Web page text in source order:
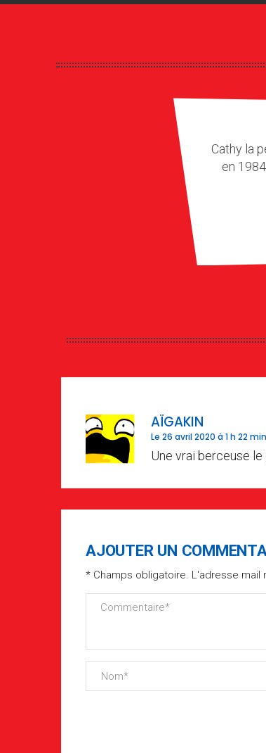
Cathy la
en
AÏGAKIN
Le 26 avril 2020 à 1 h 22 min
Une vrai berceuse
AJOUTER UN
* Champs obligatoire. L'adresse mail